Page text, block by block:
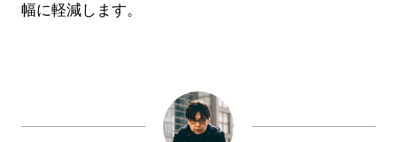
幅に軽減します。